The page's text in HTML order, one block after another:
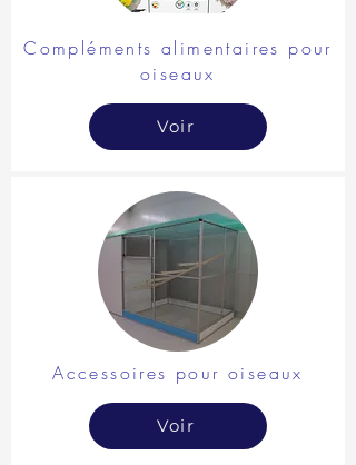
Compléments alimentaires pour
oiseaux
Voir
Accessoires pour oiseaux
Voir